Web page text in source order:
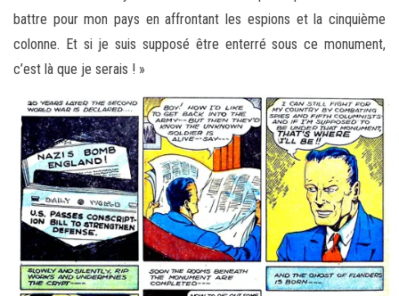
battre pour mon pays en affrontant les espions et la cinquième
colonne. Et si je suis supposé être enterré sous ce monument,
c’est là que je serais ! »